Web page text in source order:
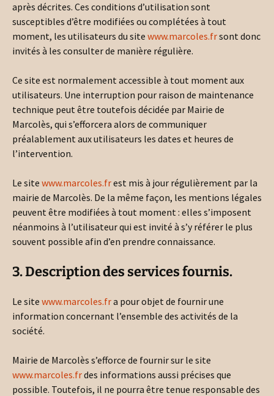
après décrites. Ces conditions d’utilisation sont
susceptibles d’être modifiées ou complétées à tout
moment, les utilisateurs du site www.marcoles.frsont donc
invités à les consulter de manière régulière.
Ce site est normalement accessible à tout moment aux
utilisateurs. Une interruption pour raison de maintenance
technique peut être toutefois décidée par Mairie de
Marcolès, qui s’efforcera alors de communiquer
préalablement aux utilisateurs les dates et heures de
l’intervention.
Le site www.marcoles.frest mis à jour régulièrement par la
mairie de Marcolès. De la même façon, les mentions légales
peuvent être modifiées à tout moment : elles s’imposent
néanmoins à l’utilisateur qui est invité à s’y référer le plus
souvent possible afin d’en prendre connaissance.
3. Description des services fournis.
Le site www.marcoles.fra pour objet de fournir une
information concernant l’ensemble des activités de la
société.
Mairie de Marcolès s’efforce de fournir sur le site
www.marcoles.frdes informations aussi précises que
possible. Toutefois, il ne pourra être tenue responsable des